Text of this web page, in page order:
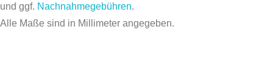
und ggf. Nachnahmegebühren.
Alle Maße sind in Millimeter angegeben.